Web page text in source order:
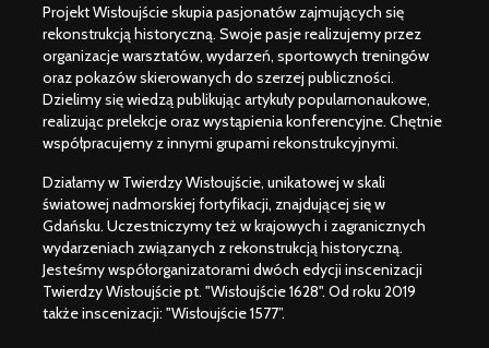
Projekt Wisłoujście skupia pasjonatów zajmujących się
rekonstrukcją historyczną. Swoje pasje realizujemy przez
organizacje warsztatów, wydarzeń, sportowych treningów
oraz pokazów skierowanych do szerzej publiczności.
Dzielimy się wiedzą publikując artykuły popularnonaukowe,
realizując prelekcje oraz wystąpienia konferencyjne. Chętnie
współpracujemy z innymi grupami rekonstrukcyjnymi.
Działamy w Twierdzy Wisłoujście, unikatowej w skali
światowej nadmorskiej fortyfikacji, znajdującej się w
Gdańsku. Uczestniczymy też w krajowych i zagranicznych
wydarzeniach związanych z rekonstrukcją historyczną.
Jesteśmy współorganizatorami dwóch edycji inscenizacji
Twierdzy Wisłoujście pt. "Wisłoujście 1628". Od roku 2019
także inscenizacji: "Wisłoujście 1577”.
1734 – information
package ENG –
event canceled
Wisłoujście 1628 /
2025 Informacje
dla grup
historycznych
„W braterstwie,
odwadze,
zwycięstwo
osiągniemy” –
rozkazy dla floty
David